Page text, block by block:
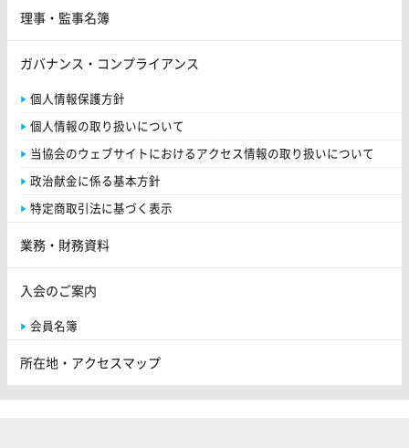
理事・監事名簿
ガバナンス・コンプライアンス
個人情報保護方針
個人情報の取り扱いについて
当協会のウェブサイトにおけるアクセス情報の取り扱いについて
政治献金に係る基本方針
特定商取引法に基づく表示
業務・財務資料
入会のご案内
会員名簿
所在地・アクセスマップ